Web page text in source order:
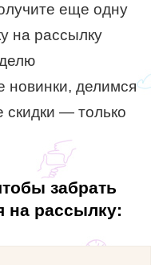
еще одну
на рассылку
новинки, делимся
— только
забрать
на рассылку: